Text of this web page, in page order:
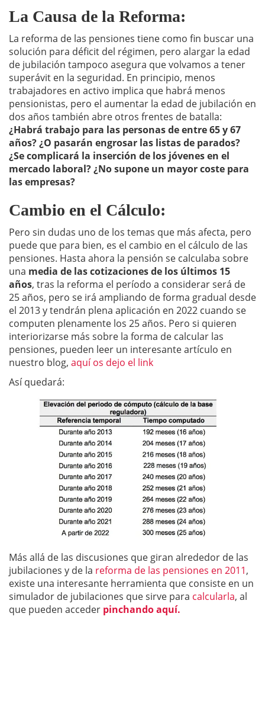
La Causa de la Reforma:
La reforma de las pensiones tiene como fin buscar una
solución para déficit del régimen, pero alargar la edad
de jubilación tampoco asegura que volvamos a tener
superávit en la seguridad. En principio, menos
trabajadores en activo implica que habrá menos
pensionistas, pero el aumentar la edad de jubilación en
dos años también abre otros frentes de batalla:
¿Habrá trabajo para las personas de entre 65 y 67
años? ¿O pasarán engrosar las listas de parados?
¿Se complicará la inserción de los jóvenes en el
mercado laboral? ¿No supone un mayor coste para
las empresas?
Cambio en el Cálculo:
Pero sin dudas uno de los temas que más afecta, pero
puede que para bien, es el cambio en el cálculo de las
pensiones. Hasta ahora la pensión se calculaba sobre
una media de las cotizaciones de los últimos 15
años, tras la reforma el período a considerar será de
25 años, pero se irá ampliando de forma gradual desde
el 2013 y tendrán plena aplicación en 2022 cuando se
computen plenamente los 25 años. Pero si quieren
interiorizarse más sobre la forma de calcular las
pensiones, pueden leer un interesante artículo en
nuestro blog, aquí os dejo el link
Así quedará:
Más allá de las discusiones que giran alrededor de las
jubilaciones y de la reforma de las pensiones en 2011,
existe una interesante herramienta que consiste en un
simulador de jubilaciones que sirve para calcularla, al
que pueden acceder pinchando aquí.